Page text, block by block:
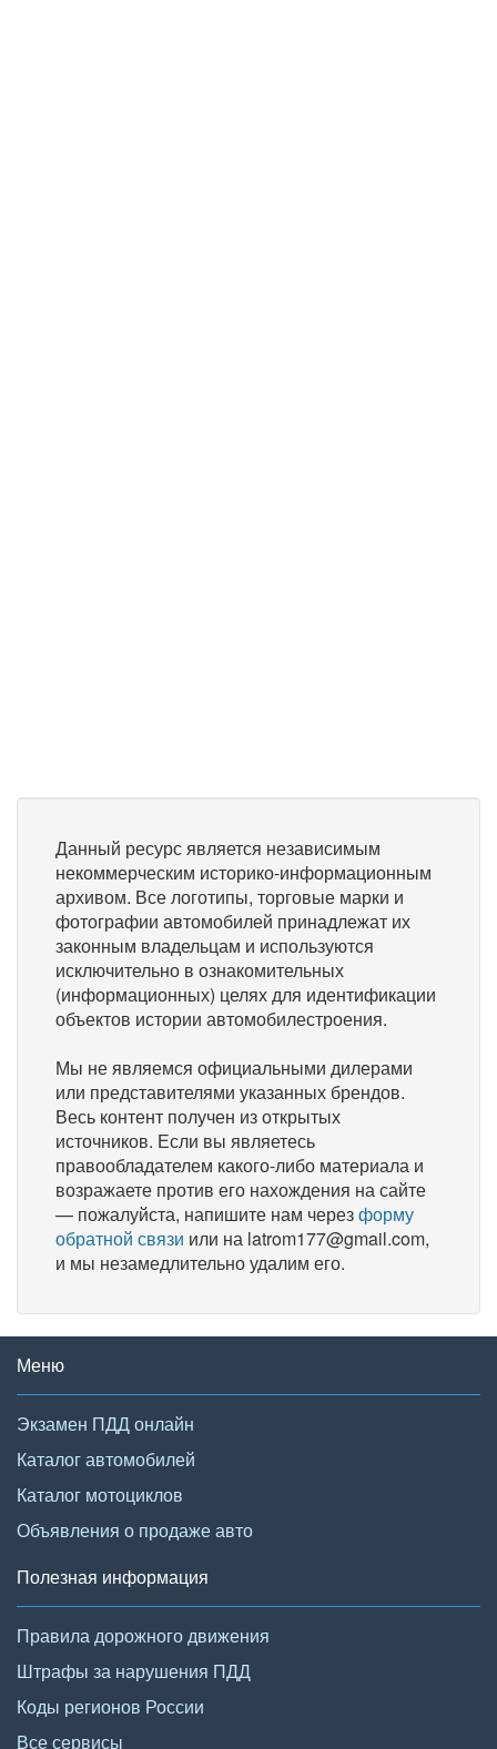
Данный ресурс является независимым
некоммерческим историко-информационным
архивом. Все логотипы, торговые марки и
фотографии автомобилей принадлежат их
законным владельцам и используются
исключительно в ознакомительных
(информационных) целях для идентификации
объектов истории автомобилестроения.
Мы не являемся официальными дилерами
или представителями указанных брендов.
Весь контент получен из открытых
источников. Если вы являетесь
правообладателем какого-либо материала и
возражаете против его нахождения на сайте
— пожалуйста, напишите нам черезформу
обратной связи или на latrom177@gmail.com,
и мы незамедлительно удалим его.
Меню
Экзамен ПДД онлайн
Каталог автомобилей
Каталог мотоциклов
Объявления о продаже авто
Полезная информация
Правила дорожного движения
Штрафы за нарушения ПДД
Коды регионов России
Все сервисы